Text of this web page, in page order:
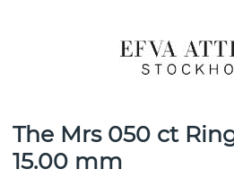
The Mrs 050 ct
15.00 mm